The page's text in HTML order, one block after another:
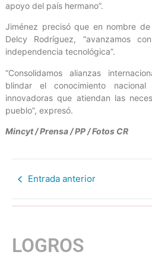
apoyo del país hermano”.
Jiménez precisó que en nombre
Delcy Rodríguez, “avanzamos
independencia tecnológica”.
“Consolidamos alianzas
blindar el conocimiento
innovadoras que atiendan las
pueblo”, expresó.
Mincyt / Prensa / PP / Fotos CR
Entrada anterior
LOGROS